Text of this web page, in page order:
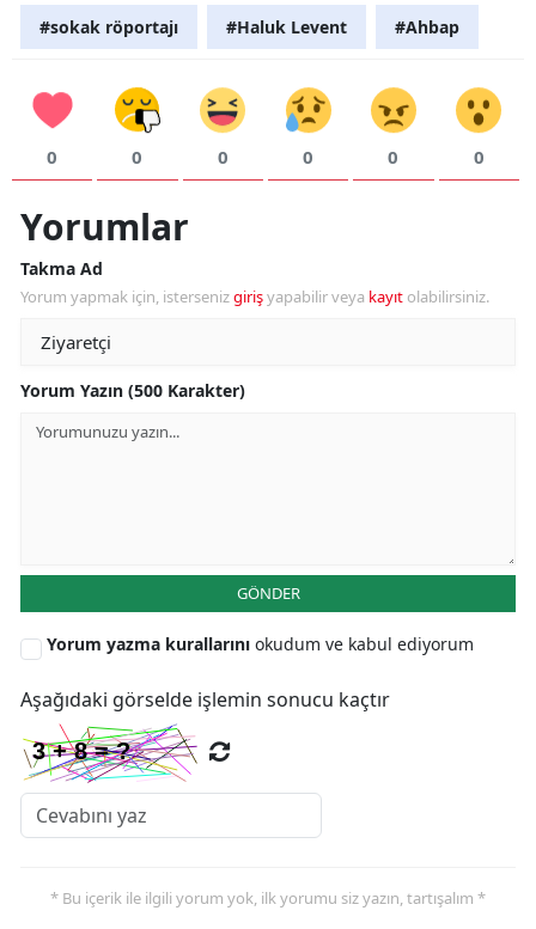
#sokak röportajı #Haluk Levent #Ahbap
0 0 0 0 0 0
Yorumlar
Takma Ad
Yorum yapmak için, istersenizgirişyapabilir veya kayıt olabilirsiniz.
Yorum Yazın (500 Karakter)
GÖNDER
Yorum yazma kurallarını okudum ve kabul ediyorum
Aşağıdaki görselde işlemin sonucu kaçtır
* Bu içerik ile ilgili yorum yok, ilk yorumu siz yazın, tartışalım *